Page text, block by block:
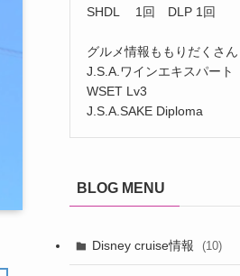
SHDL 1回 DLP 1回
グルメ情報ももりだくさん
J.S.A.ワインエキスパート
WSET Lv3
J.S.A.SAKE Diploma
BLOG MENU
Disney cruise情報 (10)